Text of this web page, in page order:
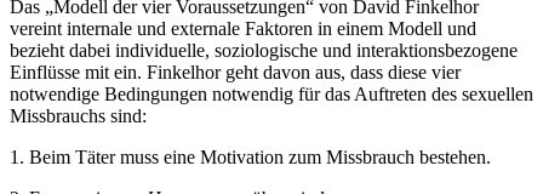
Das „Modell der vier Voraussetzungen“ von David Finkelhor
vereint internale und externale Faktoren in einem Modell und
bezieht dabei individuelle, soziologische und interaktionsbezogene
Einflüsse mit ein. Finkelhor geht davon aus, dass diese vier
notwendige Bedingungen notwendig für das Auftreten des sexuellen
Missbrauchs sind:
1. Beim Täter muss eine Motivation zum Missbrauch bestehen.